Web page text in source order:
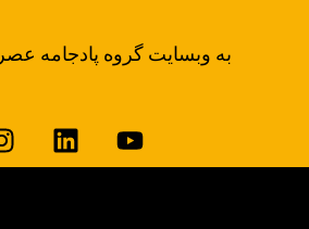
به وبسایت گروه پادجامه